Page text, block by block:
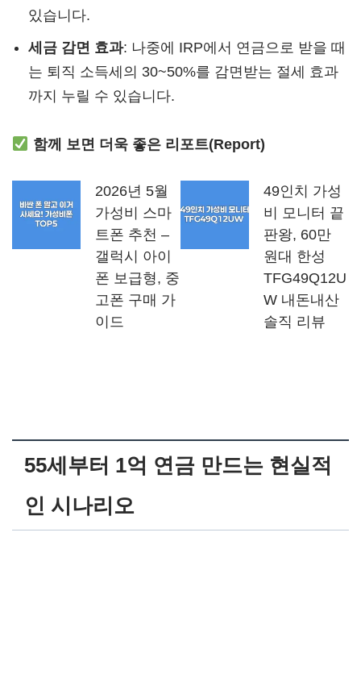
있습니다.
세금 감면 효과: 나중에 IRP에서 연금으로 받을 때
는 퇴직 소득세의 30~50%를 감면받는 절세 효과
까지 누릴 수 있습니다.
함께 보면 더욱 좋은 리포트(Report)
2026년 5월
가성비 스마
트폰 추천 –
갤럭시 아이
폰 보급형, 중
고폰 구매 가
이드
49인치 가성
비 모니터 끝
판왕, 60만
원대 한성
TFG49Q12U
W 내돈내산
솔직 리뷰
55세부터 1억 연금 만드는 현실적
인 시나리오